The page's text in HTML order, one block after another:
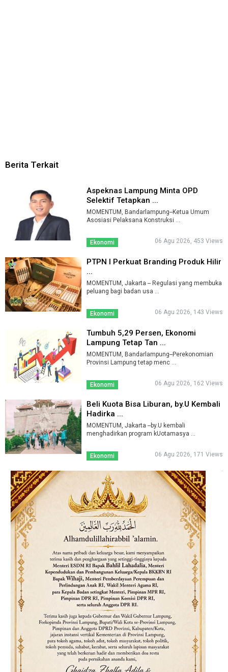
Berita Terkait
Aspeknas Lampung Minta OPD
Selektif Tetapkan ...
MOMENTUM, Bandarlampung--Ketua Umum
Asosiasi Pelaksana Konstruksi ...
Ekonomi 06 Agu 2026, 453 Views
PTPN I Perkuat Branding Produk Hilir
...
MOMENTUM, Jakarta -- Regulasi yang membuka
peluang bagi badan usa ...
Ekonomi 06 Agu 2026, 143 Views
Tumbuh 5,29 Persen, Ekonomi
Lampung Tetap Tan ...
MOMENTUM, Bandarlampung--Perekonomian
Provinsi Lampung tetap menc ...
Ekonomi 06 Agu 2026, 162 Views
Beli Kuota Bisa Liburan, by.U Kembali
Hadirka ...
MOMENTUM, Jakarta --by.U kembali
Ekonomi 06 Agu 2026, 171 Views